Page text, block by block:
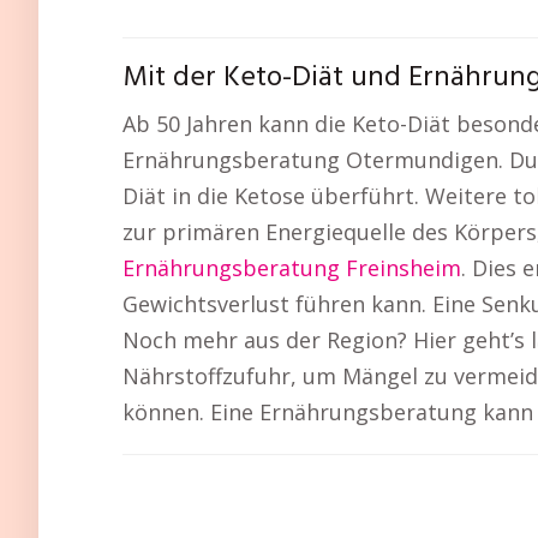
Mit der Keto-Diät und
Ab 50 Jahren kann die Keto-Diät
Ernährungsberatung Otermundigen.
Diät in die Ketose überführt. Weitere
zur primären Energiequelle des
Ernährungsberatung Freinsheim. Dies
Gewichtsverlust führen kann. Eine
Noch mehr aus der Region? Hier geht’s
Nährstoffzufuhr, um Mängel zu
können. Eine Ernährungsberatung